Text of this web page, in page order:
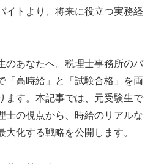
トより、将来に役立つ実務経
のあなたへ。税理士事務所のバ
「高時給」と「試験合格」を両
ます。本記事では、元受験生で
士の視点から、時給のリアルな
化する戦略を公開します。